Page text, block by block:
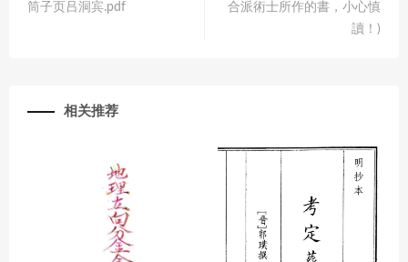
筒子页吕洞宾.pdf
合派術士所作的書，小心慎
讀！)
相关推荐